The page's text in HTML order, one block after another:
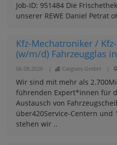
Job-ID: 951484 Die
unserer REWE Daniel Petrat
Kfz-Mechatroniker /
(w/m/d) Fahrzeugglas
06.08.2026 Carglass GmbH
Wir sind mit mehr als
führenden Expert*innen für
Austausch von
über420Service-Centern und
stehen wir ..